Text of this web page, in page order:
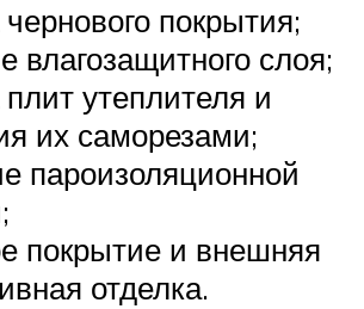
покрытия;
влагозащитного слоя;
утеплителя и
их саморезами;
пароизоляционной
покрытие и внешняя
отделка.